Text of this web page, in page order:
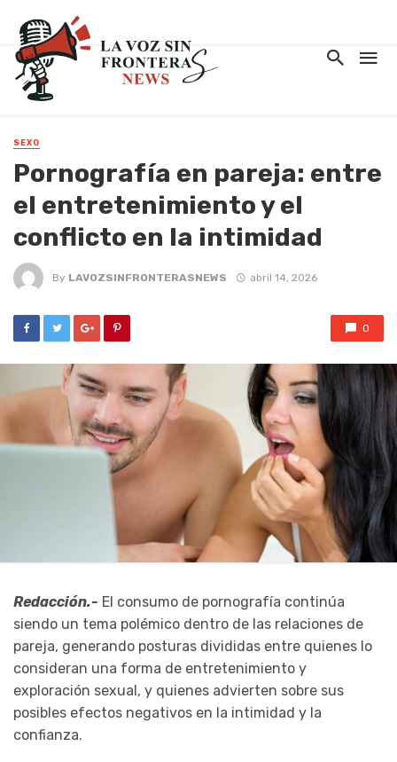
SEXO
Pornografía en pareja: entre
el entretenimiento y el
conflicto en la intimidad
By LAVOZSINFRONTERASNEWS abril 14, 2026
0
Redacción.- El consumo de pornografía continúa
siendo un tema polémico dentro de las relaciones de
pareja, generando posturas divididas entre quienes lo
consideran una forma de entretenimiento y
exploración sexual, y quienes advierten sobre sus
posibles efectos negativos en la intimidad y la
confianza.